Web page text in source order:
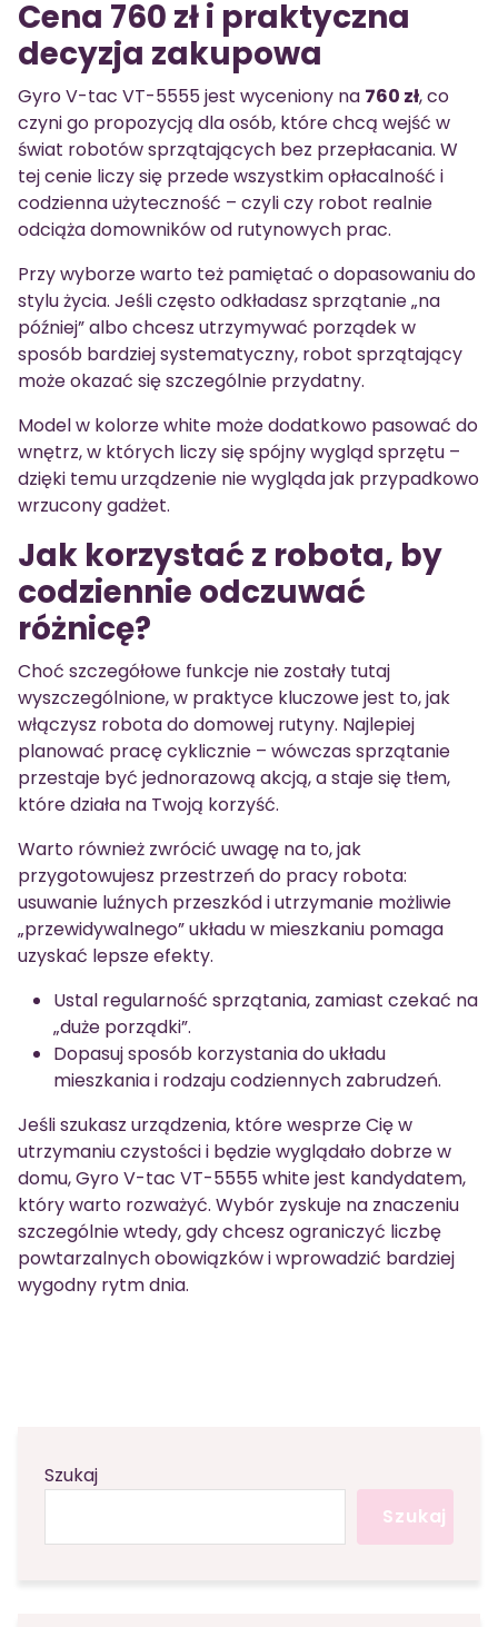
Cena 760 zł i praktyczna
decyzja zakupowa
Gyro V-tac VT-5555 jest wyceniony na 760 zł, co
czyni go propozycją dla osób, które chcą wejść w
świat robotów sprzątających bez przepłacania. W
tej cenie liczy się przede wszystkim opłacalność i
codzienna użyteczność – czyli czy robot realnie
odciąża domowników od rutynowych prac.
Przy wyborze warto też pamiętać o dopasowaniu do
stylu życia. Jeśli często odkładasz sprzątanie „na
później” albo chcesz utrzymywać porządek w
sposób bardziej systematyczny, robot sprzątający
może okazać się szczególnie przydatny.
Model w kolorze white może dodatkowo pasować do
wnętrz, w których liczy się spójny wygląd sprzętu –
dzięki temu urządzenie nie wygląda jak przypadkowo
wrzucony gadżet.
Jak korzystać z robota, by
codziennie odczuwać
różnicę?
Choć szczegółowe funkcje nie zostały tutaj
wyszczególnione, w praktyce kluczowe jest to, jak
włączysz robota do domowej rutyny. Najlepiej
planować pracę cyklicznie – wówczas sprzątanie
przestaje być jednorazową akcją, a staje się tłem,
które działa na Twoją korzyść.
Warto również zwrócić uwagę na to, jak
przygotowujesz przestrzeń do pracy robota:
usuwanie luźnych przeszkód i utrzymanie możliwie
„przewidywalnego” układu w mieszkaniu pomaga
uzyskać lepsze efekty.
Ustal regularność sprzątania, zamiast czekać na
„duże porządki”.
Dopasuj sposób korzystania do układu
mieszkania i rodzaju codziennych zabrudzeń.
Jeśli szukasz urządzenia, które wesprze Cię w
utrzymaniu czystości i będzie wyglądało dobrze w
domu, Gyro V-tac VT-5555 white jest kandydatem,
który warto rozważyć. Wybór zyskuje na znaczeniu
szczególnie wtedy, gdy chcesz ograniczyć liczbę
powtarzalnych obowiązków i wprowadzić bardziej
wygodny rytm dnia.
Szukaj
Szukaj